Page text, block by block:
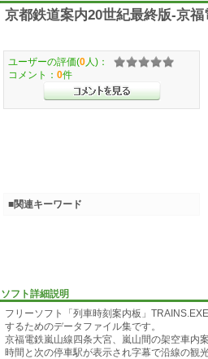
京都鉄道案内20世紀最終版-京福
ソフト詳細説明
フリーソフト「列車時刻案内板」
するためのデータファイル集です。
京福電鉄嵐山線四条大宮、嵐山間の架空車内案
時間と次の停車駅が表示され字幕で沿線の観
ユーザーの評価(0 人)：
コメント： 0件
■関連キーワード